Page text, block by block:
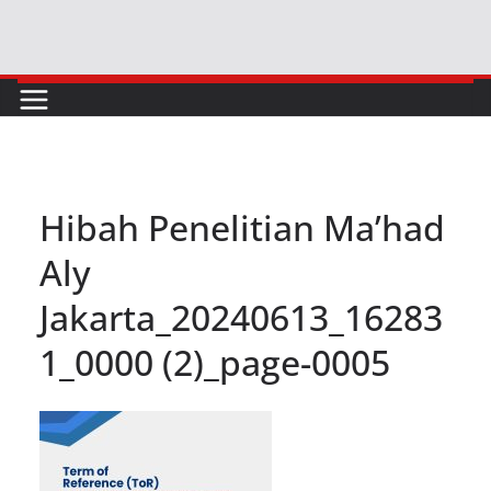
content
Hibah Penelitian Ma’had
Aly
Jakarta_20240613_16283
1_0000 (2)_page-0005